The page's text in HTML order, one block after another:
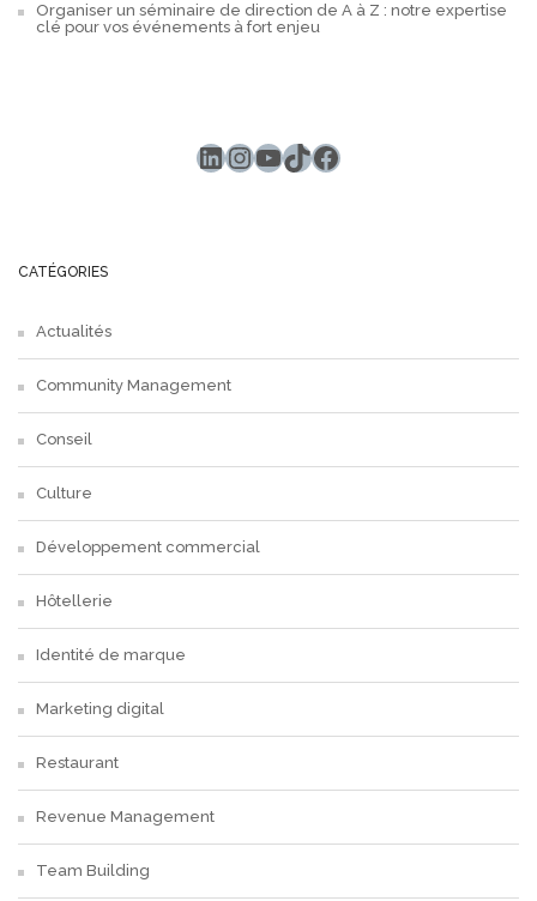
Organiser un séminaire de direction de A à Z : notre expertise
clé pour vos événements à fort enjeu
LinkedIn
Instagram
YouTube
TikTok
Facebook
CATÉGORIES
Actualités
Community Management
Conseil
Culture
Développement commercial
Hôtellerie
Identité de marque
Marketing digital
Restaurant
Revenue Management
Team Building